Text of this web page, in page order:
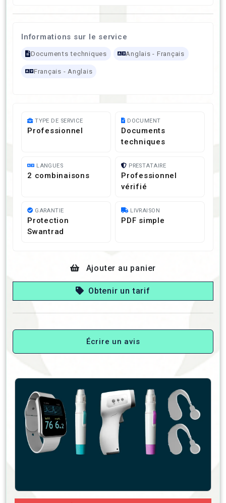
Informations sur le service
Documents techniques Anglais - Français
Français - Anglais
TYPE DE SERVICE
Professionnel
DOCUMENT
Documents
techniques
LANGUES
2 combinaisons
PRESTATAIRE
Professionnel
vérifié
GARANTIE
Protection
Swantrad
LIVRAISON
PDF simple
Ajouter au panier
Obtenir un tarif
Écrire un avis